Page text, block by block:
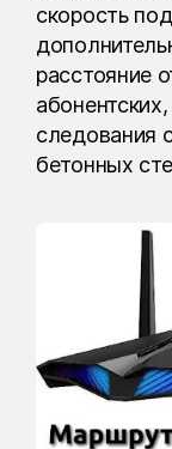
скорость
расстояние
следования
бетонных